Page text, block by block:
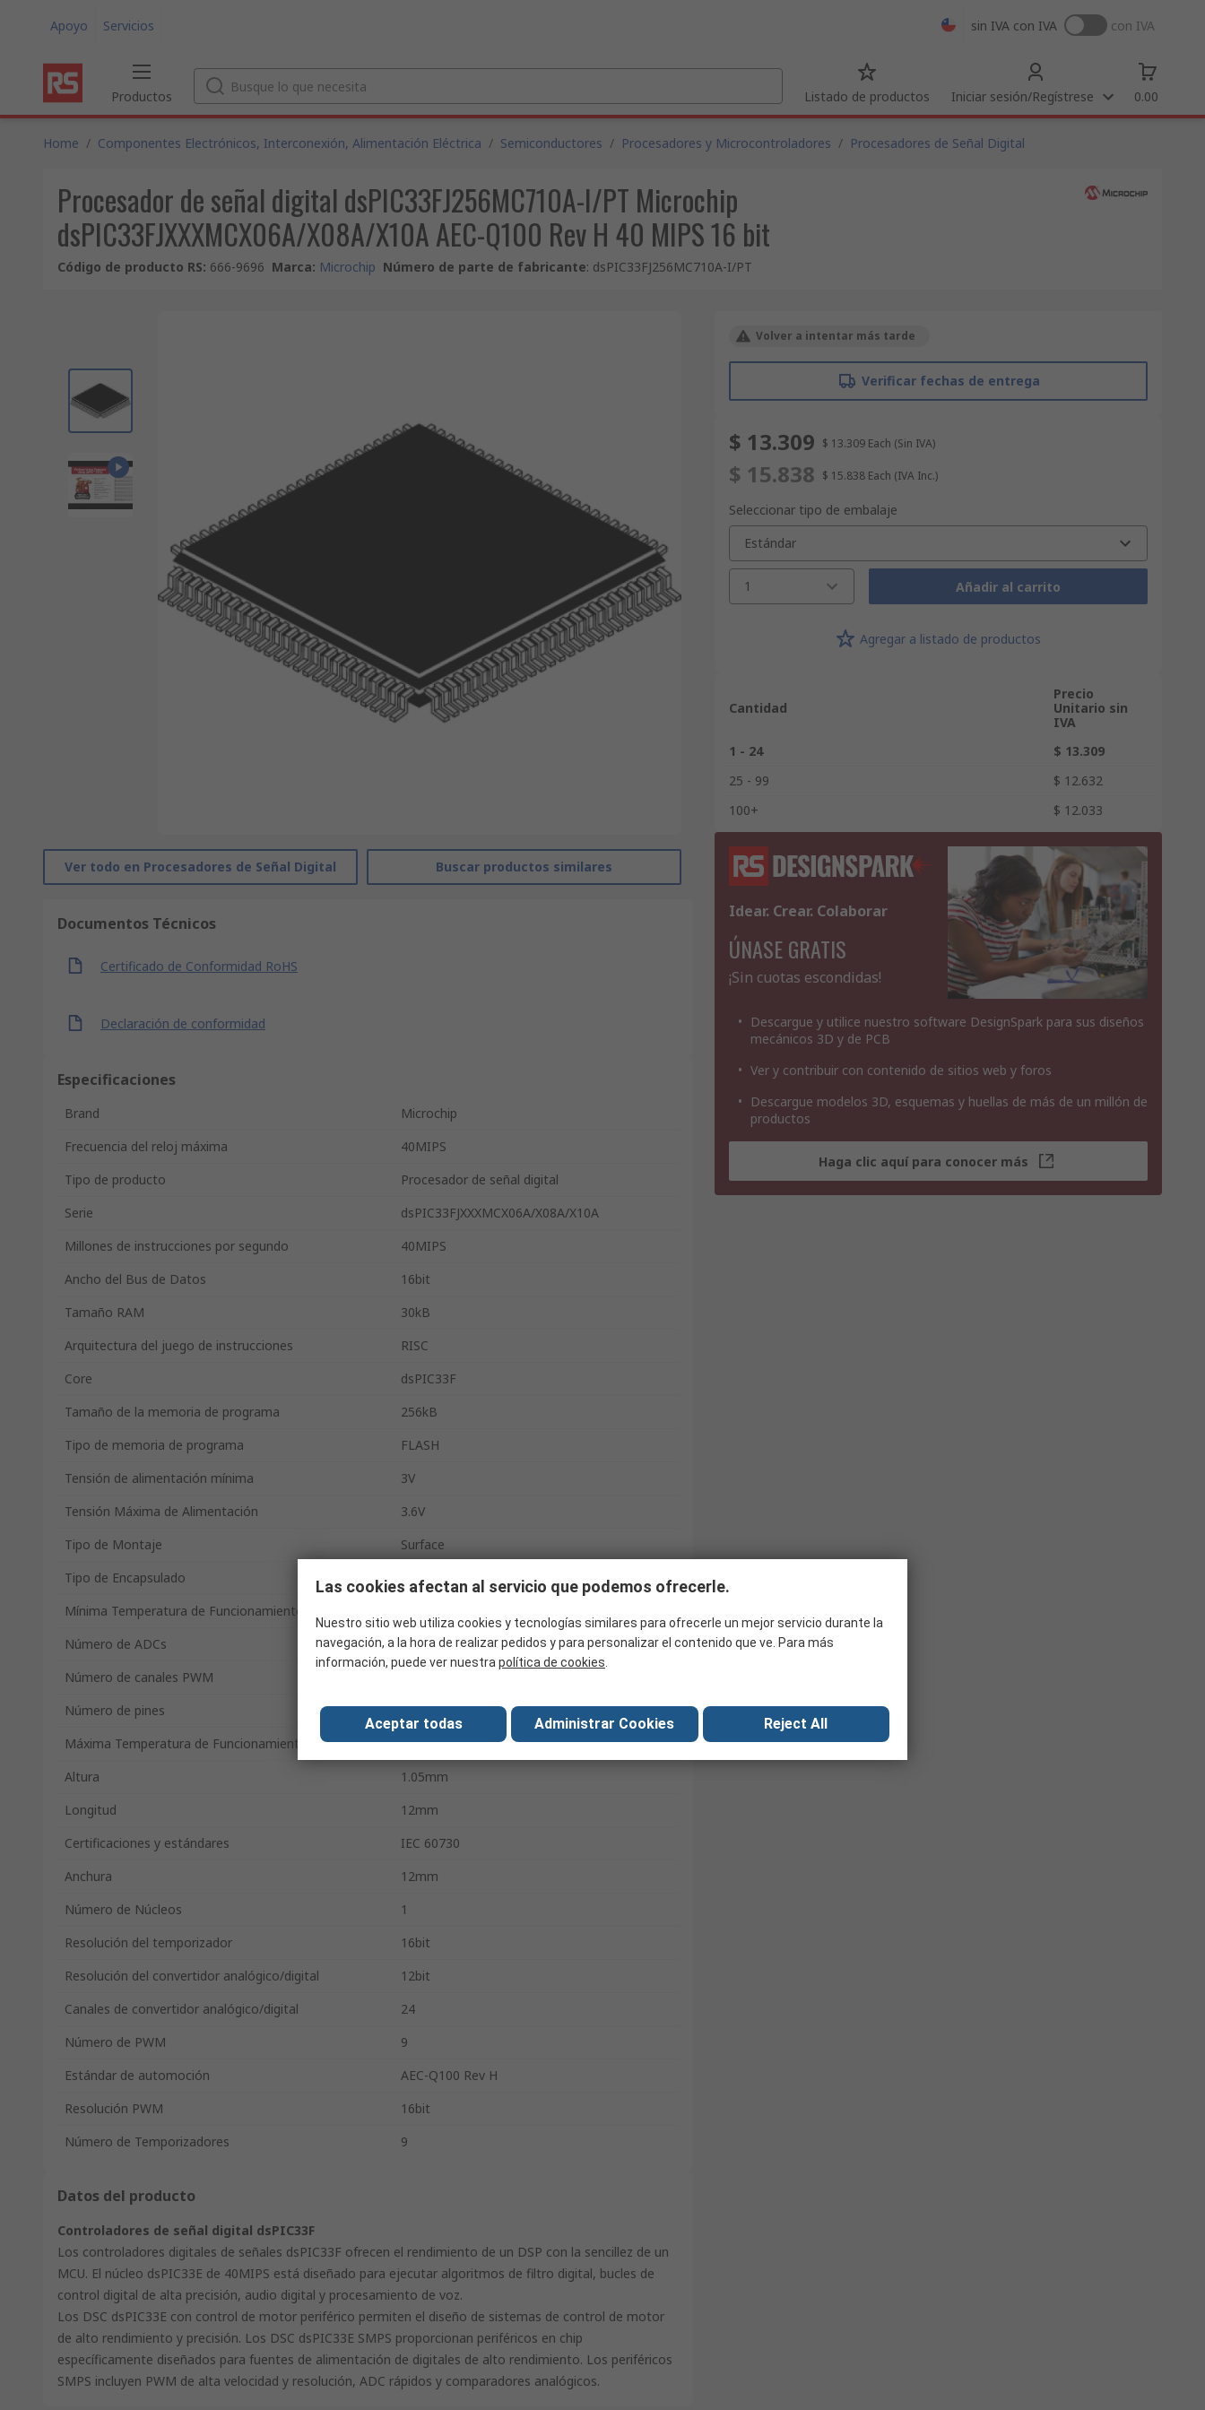
Apoyo Servicios sin IVA con IVA con IVA
Productos Listado de productos Iniciar sesión/Regístrese 0.00
Home / Componentes Electrónicos, Interconexión, Alimentación Eléctrica / Semiconductores / Procesadores y Microcontroladores / Procesadores de Señal Digital
Procesador de señal digital dsPIC33FJ256MC710A-I/PT Microchip
dsPIC33FJXXXMCX06A/X08A/X10A AEC-Q100 Rev H 40 MIPS 16 bit
Código de producto RS: 666-9696 Marca: Microchip Número de parte de fabricante: dsPIC33FJ256MC710A-I/PT
Ver todo en Procesadores de Señal Digital Buscar productos similares
Documentos Técnicos
Certificado de Conformidad RoHS
Declaración de conformidad
Especificaciones
Brand
Microchip
Frecuencia del reloj máxima
40MIPS
Tipo de producto
Procesador de señal digital
Serie
dsPIC33FJXXXMCX06A/X08A/X10A
Millones de instrucciones por segundo
40MIPS
Ancho del Bus de Datos
16bit
Tamaño RAM
30kB
Arquitectura del juego de instrucciones
RISC
Core
dsPIC33F
Tamaño de la memoria de programa
256kB
Tipo de memoria de programa
FLASH
Tensión de alimentación mínima
3V
Tensión Máxima de Alimentación
3.6V
Tipo de Montaje
Surface
Tipo de Encapsulado
TQFP
Mínima Temperatura de Funcionamiento
Número de ADCs
2
Número de canales PWM
Número de pines
100
Máxima Temperatura de Funcionamiento
85°C
Altura
1.05mm
Longitud
12mm
Certificaciones y estándares
IEC 60730
Anchura
12mm
Número de Núcleos
1
Resolución del temporizador
16bit
Resolución del convertidor analógico/digital
12bit
Canales de convertidor analógico/digital
24
Número de PWM
9
Estándar de automoción
AEC-Q100 Rev H
Resolución PWM
16bit
Número de Temporizadores
9
Datos del producto
Controladores de señal digital dsPIC33F
Los controladores digitales de señales dsPIC33F ofrecen el rendimiento de un DSP con la sencillez de un
MCU. El núcleo dsPIC33E de 40MIPS está diseñado para ejecutar algoritmos de filtro digital, bucles de
control digital de alta precisión, audio digital y procesamiento de voz.
Los DSC dsPIC33E con control de motor periférico permiten el diseño de sistemas de control de motor
de alto rendimiento y precisión. Los DSC dsPIC33E SMPS proporcionan periféricos en chip
específicamente diseñados para fuentes de alimentación de digitales de alto rendimiento. Los periféricos
SMPS incluyen PWM de alta velocidad y resolución, ADC rápidos y comparadores analógicos.
Volver a intentar más tarde
Verificar fechas de entrega
$ 13.309 $ 13.309 Each (Sin IVA)
$ 15.838 $ 15.838 Each (IVA Inc.)
Seleccionar tipo de embalaje
Estándar
1 Añadir al carrito
Agregar a listado de productos
Cantidad
Precio
Unitario sin
IVA
1 - 24
$ 13.309
25 - 99
$ 12.632
100+
$ 12.033
Idear. Crear. Colaborar
ÚNASE GRATIS
¡Sin cuotas escondidas!
Descargue y utilice nuestro software DesignSpark para sus diseños
mecánicos 3D y de PCB
Ver y contribuir con contenido de sitios web y foros
Descargue modelos 3D, esquemas y huellas de más de un millón de
productos
Haga clic aquí para conocer más
Las cookies afectan al servicio que podemos ofrecerle.
Nuestro sitio web utiliza cookies y tecnologías similares para ofrecerle un mejor servicio durante la
navegación, a la hora de realizar pedidos y para personalizar el contenido que ve. Para más
información, puede ver nuestra política de cookies
Aceptar todas Administrar Cookies Reject All